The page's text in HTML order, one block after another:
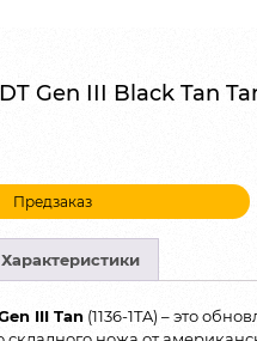
Gen III Black Tan
Предзаказ
Характеристики
III Tan (1136-1TA) – это